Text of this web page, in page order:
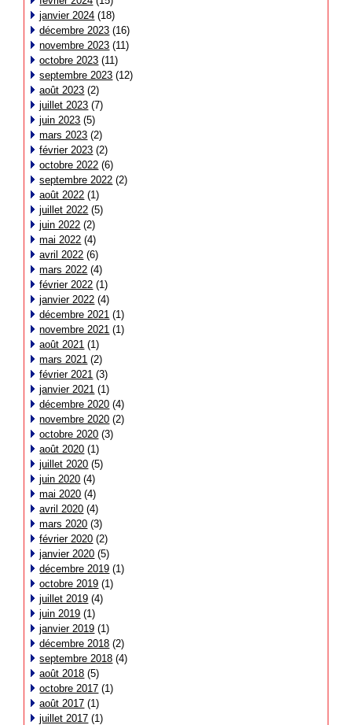
janvier 2024 (18)
décembre 2023 (16)
novembre 2023 (11)
octobre 2023 (11)
septembre 2023 (12)
août 2023 (2)
juillet 2023 (7)
juin 2023 (5)
mars 2023 (2)
février 2023 (2)
octobre 2022 (6)
septembre 2022 (2)
août 2022 (1)
juillet 2022 (5)
juin 2022 (2)
mai 2022 (4)
avril 2022 (6)
mars 2022 (4)
février 2022 (1)
janvier 2022 (4)
décembre 2021 (1)
novembre 2021 (1)
août 2021 (1)
mars 2021 (2)
février 2021 (3)
janvier 2021 (1)
décembre 2020 (4)
novembre 2020 (2)
octobre 2020 (3)
août 2020 (1)
juillet 2020 (5)
juin 2020 (4)
mai 2020 (4)
avril 2020 (4)
mars 2020 (3)
février 2020 (2)
janvier 2020 (5)
décembre 2019 (1)
octobre 2019 (1)
juillet 2019 (4)
juin 2019 (1)
janvier 2019 (1)
décembre 2018 (2)
septembre 2018 (4)
août 2018 (5)
octobre 2017 (1)
août 2017 (1)
juillet 2017 (1)